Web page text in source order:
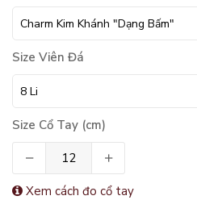
Size Viên Đá
Size Cổ Tay (cm)
Xem cách đo cổ tay